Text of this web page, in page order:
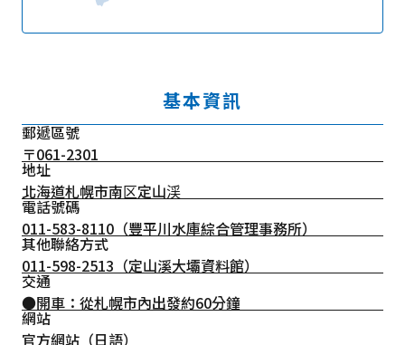
基本資訊
郵遞區號
〒061-2301
地址
北海道札幌市南区定山渓
電話號碼
011-583-8110 （豐平川水庫綜合管理事務所）
其他聯絡方式
011-598-2513（定山溪大壩資料館）
交通
●開車：從札幌市內出發約60分鐘
網站
官方網站（日語）